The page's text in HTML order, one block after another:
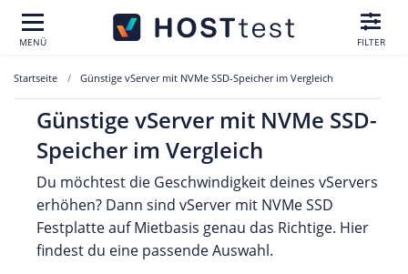
MENÜ FILTER
Startseite Günstige vServer mit NVMe SSD-Speicher im Vergleich
Günstige vServer mit NVMe SSD-
Speicher im Vergleich
Du möchtest die Geschwindigkeit deines vServers
erhöhen? Dann sind vServer mit NVMe SSD
Festplatte auf Mietbasis genau das Richtige. Hier
findest du eine passende Auswahl.